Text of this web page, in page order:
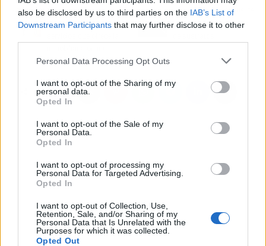
also be disclosed by us to third parties on the IAB’s List of
Downstream Participants that may further disclose it to other
Personal Data Processing Opt Outs
I want to opt-out of the Sharing of my
personal data.
Opted In
I want to opt-out of the Sale of my
Personal Data.
Opted In
I want to opt-out of processing my
Personal Data for Targeted Advertising.
Opted In
I want to opt-out of Collection, Use,
Retention, Sale, and/or Sharing of my
Personal Data that Is Unrelated with the
Purposes for which it was collected.
Opted Out
Artículo anterior
Alemany Real Estate, los
Artículo siguiente
Pelemix, distintos tipos